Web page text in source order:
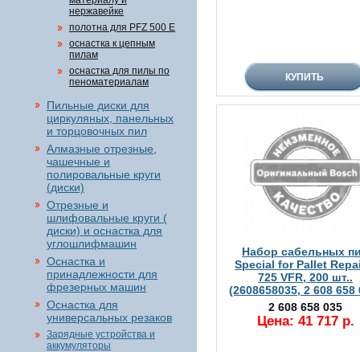
нержавейке
полотна для PFZ 500 E
оснастка к цепным
пилам
оснастка для пилы по
пеноматериалам
Пильные диски для
циркуляных, панельных
и торцовочных пил
Алмазные отрезные,
чашечные и
полировальные круги
(диски)
Отрезные и
шлифовальные круги (
диски) и оснастка для
углошлифмашин
Оснастка и
принадлежности для
фрезерных машин
Оснастка для
универсальных резаков
Зарядные устройства и
аккумуляторы
Набор сабельных
Special for Pallet
725 VFR, 200 шт..
(2608658035, 2 608 658
2 608 658 035
Цена: 41 717 р.